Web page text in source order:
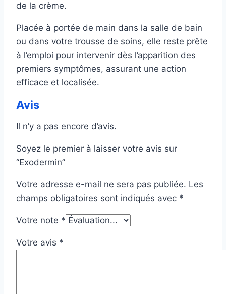
de la crème.
Placée à portée de main dans la salle de bain
ou dans votre trousse de soins, elle reste prête
à l’emploi pour intervenir dès l’apparition des
premiers symptômes, assurant une action
efficace et localisée.
Avis
Il n’y a pas encore d’avis.
Soyez le premier à laisser votre avis sur
“Exodermin”
Votre adresse e-mail ne sera pas publiée. Les
champs obligatoires sont indiqués avec *
Votre note *
Votre avis *